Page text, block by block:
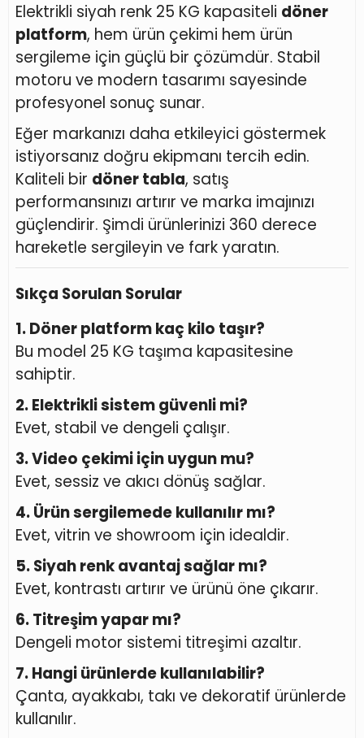
Elektrikli siyah renk 25 KG kapasiteli döner
platform, hem ürün çekimi hem ürün
sergileme için güçlü bir çözümdür. Stabil
motoru ve modern tasarımı sayesinde
profesyonel sonuç sunar.
Eğer markanızı daha etkileyici göstermek
istiyorsanız doğru ekipmanı tercih edin.
Kaliteli bir döner tabla, satış
performansınızı artırır ve marka imajınızı
güçlendirir. Şimdi ürünlerinizi 360 derece
hareketle sergileyin ve fark yaratın.
Sıkça Sorulan Sorular
1. Döner platform kaç kilo taşır?
Bu model 25 KG taşıma kapasitesine
sahiptir.
2. Elektrikli sistem güvenli mi?
Evet, stabil ve dengeli çalışır.
3. Video çekimi için uygun mu?
Evet, sessiz ve akıcı dönüş sağlar.
4. Ürün sergilemede kullanılır mı?
Evet, vitrin ve showroom için idealdir.
5. Siyah renk avantaj sağlar mı?
Evet, kontrastı artırır ve ürünü öne çıkarır.
6. Titreşim yapar mı?
Dengeli motor sistemi titreşimi azaltır.
7. Hangi ürünlerde kullanılabilir?
Çanta, ayakkabı, takı ve dekoratif ürünlerde
kullanılır.